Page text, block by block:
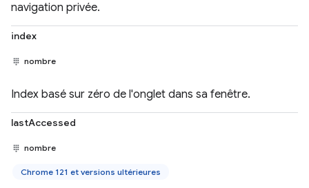
navigation privée.
index
nombre
Index basé sur zéro de l'onglet dans sa fenêtre.
lastAccessed
nombre
Chrome 121 et versions ultérieures